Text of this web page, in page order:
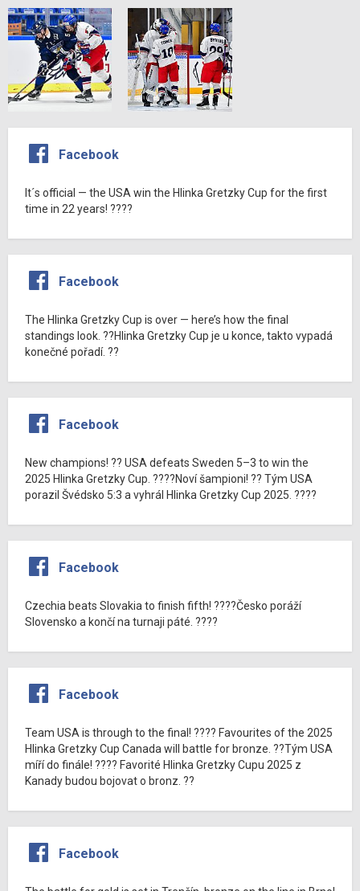
Facebook
It´s official — the USA win the Hlinka Gretzky Cup for the first
time in 22 years! ????
Facebook
The Hlinka Gretzky Cup is over — here’s how the final
standings look. ??Hlinka Gretzky Cup je u konce, takto vypadá
konečné pořadí. ??
Facebook
New champions! ?? USA defeats Sweden 5–3 to win the
2025 Hlinka Gretzky Cup. ????Noví šampioni! ?? Tým USA
porazil Švédsko 5:3 a vyhrál Hlinka Gretzky Cup 2025. ????
Facebook
Czechia beats Slovakia to finish fifth! ????Česko poráží
Slovensko a končí na turnaji páté. ????
Facebook
Team USA is through to the final! ???? Favourites of the 2025
Hlinka Gretzky Cup Canada will battle for bronze. ??Tým USA
míří do finále! ???? Favorité Hlinka Gretzky Cupu 2025 z
Kanady budou bojovat o bronz. ??
Facebook